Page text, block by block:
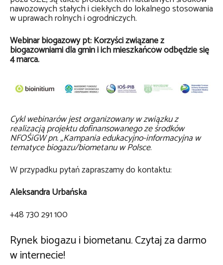
nawozowych stałych i ciekłych do lokalnego stosowania
w uprawach rolnych i ogrodniczych.
Webinar biogazowy pt: Korzyści związane z
biogazowniami dla gmin i ich mieszkańców odbędzie się
4 marca.
Cykl webinarów jest organizowany w związku z
realizacją projektu dofinansowanego ze środków
NFOŚiGW pn. „Kampania edukacyjno-informacyjna w
tematyce biogazu/biometanu w Polsce.
W przypadku pytań zapraszamy do kontaktu:
Aleksandra Urbańska
+48 730 291 100
Rynek biogazu i biometanu. Czytaj za darmo
w internecie!